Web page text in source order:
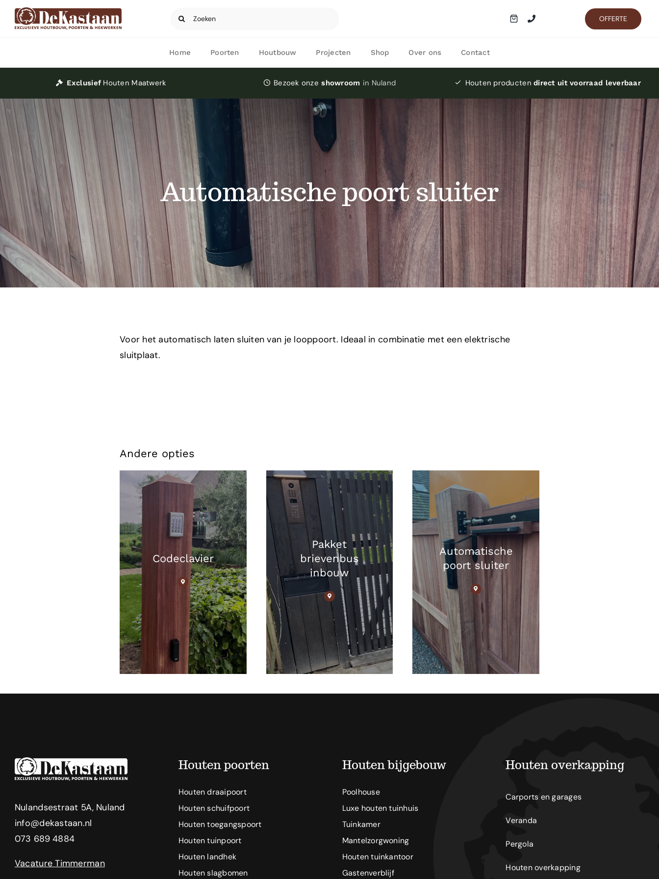
naar
Zoeken
OFFERTE
Home Poorten Houtbouw Projecten Shop Over ons Contact
Exclusief Houten Maatwerk Bezoek onze showroom in Nuland Houten productendirect uit voorraad leverbaar
Automatische poort sluiter
Voor het automatisch laten sluiten van je looppoort. Ideaal in combinatie met een elektrische
sluitplaat.
Andere opties
Codeclavier
Pakket
brievenbus
inbouw
Automatische
poort sluiter
Nulandsestraat 5A, Nuland
info@dekastaan.nl
073 689 4884
Vacature Timmerman
Houten poorten
Houten draaipoort
Houten schuifpoort
Houten toegangspoort
Houten tuinpoort
Houten landhek
Houten slagbomen
Houten bijgebouw
Poolhouse
Luxe houten tuinhuis
Tuinkamer
Mantelzorgwoning
Houten tuinkantoor
Gastenverblijf
Houten overkapping
Carports en garages
Veranda
Pergola
Houten overkapping